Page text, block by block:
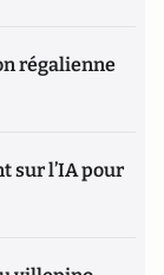
régalienne
sur l’IA pour